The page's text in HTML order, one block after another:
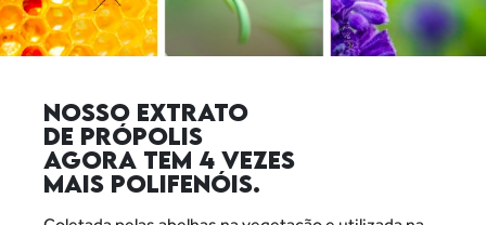
NOSSO EXTRATO
DE PRÓPOLIS
AGORA TEM 4 VEZES
MAIS POLIFENÓIS.